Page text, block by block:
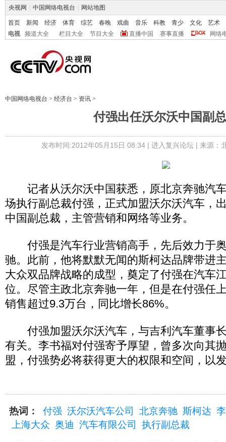
央视网 中国网络电视台 网站地图
首页 新闻 经济 体育 综艺 春晚 戏曲 音乐 科教 青少 文化
艺术
电视
频道大全 栏目大全 节目大全 直播中国 赛事直播 网络
中国网络电视台 > 经济台 > 资讯 >
付强出任沃尔沃中国副
发布时间:2012年05月15日 08:34 | 进入复兴论坛| 来源：
记者从沃尔沃中国获悉，原北京奔驰汽
场执行副总裁付强，正式加盟沃尔沃汽车，
中国副总裁，主管营销和网络等业务。
付强是汽车行业营销高手，先后效力于
驰。此前，他将默默无闻的斯柯达品牌带进
大众双品牌战略的成型，奠定了付强在汽车
位。尽管主政北京奔驰一年，但是在付强任
销售超过9.3万台，同比增长86%。
付强加盟沃尔沃汽车，与吉利汽车董事
有关。李书福对付强寄予厚望，曾多次向其
盟，付强势必将获得更大的权限和空间，以
热词： 付强 沃尔沃汽车公司 北京奔驰 斯柯达
上海大众 奥迪 汽车有限公司 执行副总裁